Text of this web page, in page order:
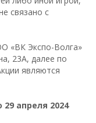
связано с
«ВК Экспо-Волга»
23А, далее по
являются
апреля 2024